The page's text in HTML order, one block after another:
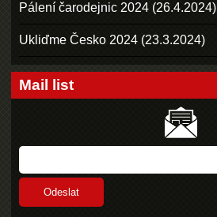
Pálení čarodejnic 2024 (26.4.2024)
Ukliďme Česko 2024 (23.3.2024)
Mail list